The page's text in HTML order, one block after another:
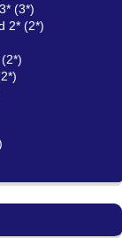
(3*)
2* (2*)